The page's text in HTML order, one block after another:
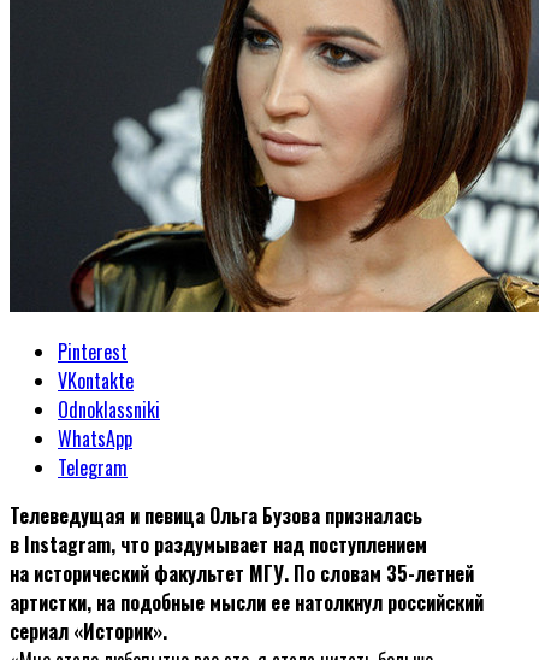
Pinterest
VKontakte
Odnoklassniki
WhatsApp
Telegram
Телеведущая и певица Ольга Бузова призналась
в Instagram, что раздумывает над поступлением
на исторический факультет МГУ. По словам 35-летней
артистки, на подобные мысли ее натолкнул российский
сериал «Историк».